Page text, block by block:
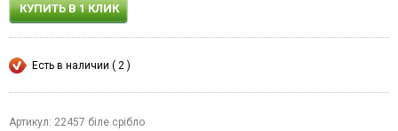
КУПИТЬ В 1 КЛИК
Есть в наличии ( 2 )
Артикул: 22457 біле срібло